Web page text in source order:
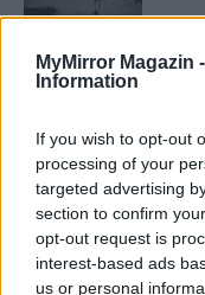
MyMirror Magazin -
Information
If you wish to opt-out
processing of your
targeted advertising
section to confirm
opt-out request is
interest-based ads
us or personal
T.
T.